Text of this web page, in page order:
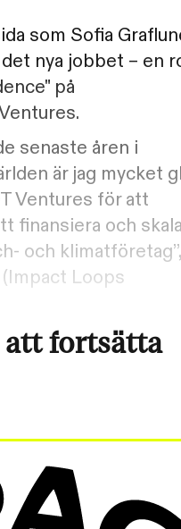
som Sofia
nya jobbet – en
på
senaste åren i
är jag mycket
Ventures för att
finansiera och
och klimatföretag”,
Loops
fortsätta